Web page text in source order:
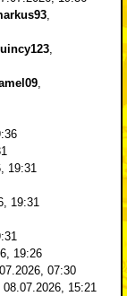
19:31
19:31
19:26
07:30
08.07.2026, 15:21